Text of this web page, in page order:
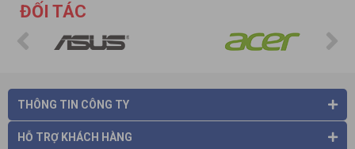
Các loạicáp quang Multimode
ĐỐI TÁC
THÔNG TIN CÔNG TY
HỖ TRỢ KHÁCH HÀNG